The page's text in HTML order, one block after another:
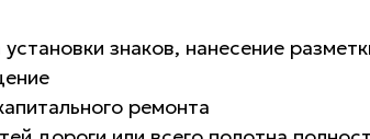
знаков, нанесение
ремонта